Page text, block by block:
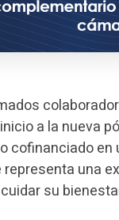
a la nueva
cofinanciado en
representa una
su